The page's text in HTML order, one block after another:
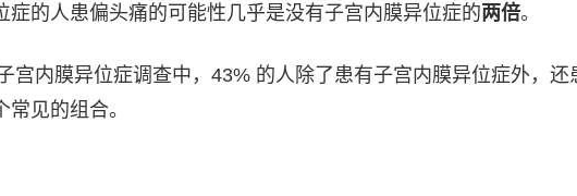
症的人患偏头痛的可能性几乎是没有子宫内膜异位症的两倍。
宫内膜异位症调查中，43% 的人除了患有子宫内膜异位症外，还
见的组合。